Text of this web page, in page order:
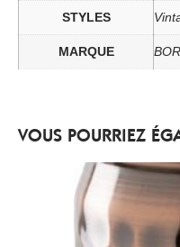
STYLES
MARQUE
VOUS POURRIEZ